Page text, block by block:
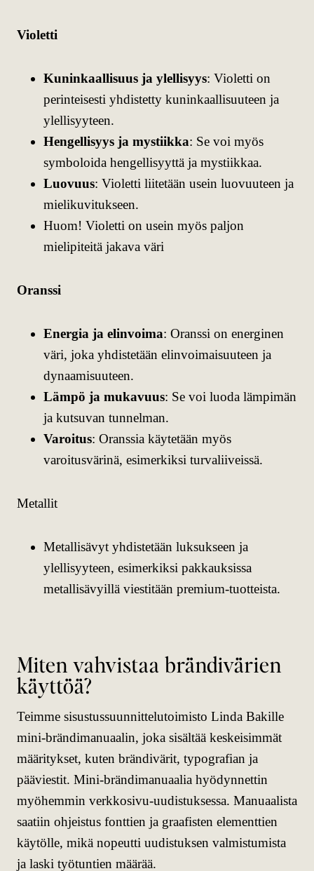
Violetti
Kuninkaallisuus ja ylellisyys: Violetti on
perinteisesti yhdistetty kuninkaallisuuteen ja
ylellisyyteen.
Hengellisyys ja mystiikka: Se voi myös
symboloida hengellisyyttä ja mystiikkaa.
Luovuus: Violetti liitetään usein luovuuteen ja
mielikuvitukseen.
Huom! Violetti on usein myös paljon
mielipiteitä jakava väri
Oranssi
Energia ja elinvoima: Oranssi on energinen
väri, joka yhdistetään elinvoimaisuuteen ja
dynaamisuuteen.
Lämpö ja mukavuus: Se voi luoda lämpimän
ja kutsuvan tunnelman.
Varoitus: Oranssia käytetään myös
varoitusvärinä, esimerkiksi turvaliiveissä.
Metallit
Metallisävyt yhdistetään luksukseen ja
ylellisyyteen, esimerkiksi pakkauksissa
metallisävyillä viestitään premium-tuotteista.
Miten vahvistaa brändivärien
käyttöä?
Teimme sisustussuunnittelutoimisto Linda Bakille
mini-brändimanuaalin, joka sisältää keskeisimmät
määritykset, kuten brändivärit, typografian ja
pääviestit. Mini-brändimanuaalia hyödynnettin
myöhemmin verkkosivu-uudistuksessa. Manuaalista
saatiin ohjeistus fonttien ja graafisten elementtien
käytölle, mikä nopeutti uudistuksen valmistumista
ja laski työtuntien määrää.